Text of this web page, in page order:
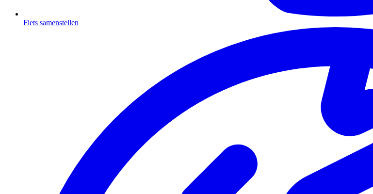
Fiets samenstellen